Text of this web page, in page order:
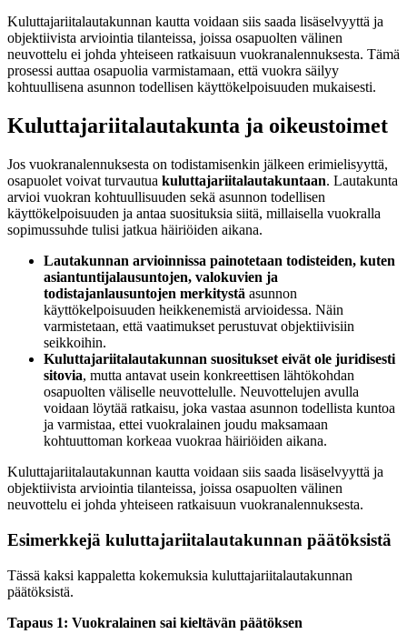
Kuluttajariitalautakunnan kautta voidaan siis saada lisäselvyyttä ja
objektiivista arviointia tilanteissa, joissa osapuolten välinen
neuvottelu ei johda yhteiseen ratkaisuun vuokranalennuksesta. Tämä
prosessi auttaa osapuolia varmistamaan, että vuokra säilyy
kohtuullisena asunnon todellisen käyttökelpoisuuden mukaisesti.
Kuluttajariitalautakunta ja oikeustoimet
Jos vuokranalennuksesta on todistamisenkin jälkeen erimielisyyttä,
osapuolet voivat turvautua kuluttajariitalautakuntaan. Lautakunta
arvioi vuokran kohtuullisuuden sekä asunnon todellisen
käyttökelpoisuuden ja antaa suosituksia siitä, millaisella vuokralla
sopimussuhde tulisi jatkua häiriöiden aikana.
Lautakunnan arvioinnissa painotetaan todisteiden, kuten
asiantuntijalausuntojen, valokuvien ja
todistajanlausuntojen merkitystä asunnon
käyttökelpoisuuden heikkenemistä arvioidessa. Näin
varmistetaan, että vaatimukset perustuvat objektiivisiin
seikkoihin.
Kuluttajariitalautakunnan suositukset eivät ole juridisesti
sitovia, mutta antavat usein konkreettisen lähtökohdan
osapuolten väliselle neuvottelulle. Neuvottelujen avulla
voidaan löytää ratkaisu, joka vastaa asunnon todellista kuntoa
ja varmistaa, ettei vuokralainen joudu maksamaan
kohtuuttoman korkeaa vuokraa häiriöiden aikana.
Kuluttajariitalautakunnan kautta voidaan siis saada lisäselvyyttä ja
objektiivista arviointia tilanteissa, joissa osapuolten välinen
neuvottelu ei johda yhteiseen ratkaisuun vuokranalennuksesta.
Esimerkkejä kuluttajariitalautakunnan päätöksistä
Tässä kaksi kappaletta kokemuksia kuluttajariitalautakunnan
päätöksistä.
Tapaus 1: Vuokralainen sai kieltävän päätöksen